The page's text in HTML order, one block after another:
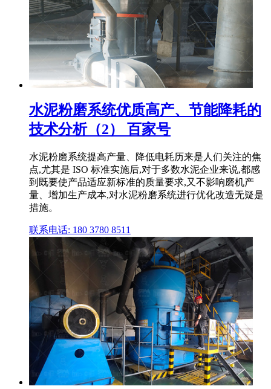
水泥粉磨系统优质高产、节能降耗的
技术分析（2） 百家号
水泥粉磨系统提高产量、降低电耗历来是人们关注的焦
点,尤其是 ISO 标准实施后,对于多数水泥企业来说,都感
到既要使产品适应新标准的质量要求,又不影响磨机产
量、增加生产成本,对水泥粉磨系统进行优化改造无疑是
措施。
联系电话: 180 3780 8511